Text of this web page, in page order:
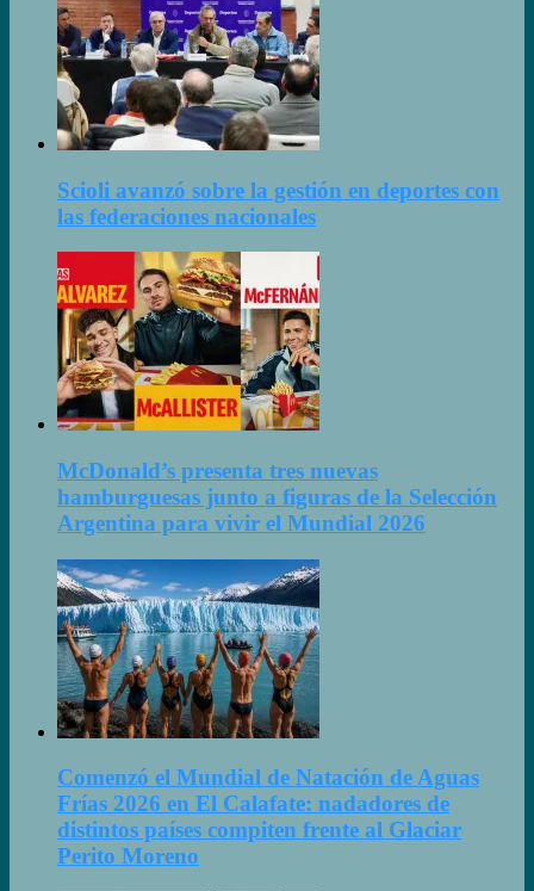
Scioli avanzó sobre la gestión en deportes con
las federaciones nacionales
McDonald’s presenta tres nuevas
hamburguesas junto a figuras de la Selección
Argentina para vivir el Mundial 2026
Comenzó el Mundial de Natación de Aguas
Frías 2026 en El Calafate: nadadores de
distintos países compiten frente al Glaciar
Perito Moreno